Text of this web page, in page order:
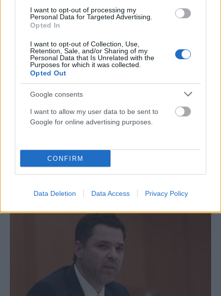
I want to opt-out of processing my
Personal Data for Targeted Advertising.
Opted In
I want to opt-out of Collection, Use,
Retention, Sale, and/or Sharing of my
Personal Data that Is Unrelated with the
Purposes for which it was collected.
Opted Out
Google consents
I want to allow my user data to be sent to
Google for online advertising purposes.
CONFIRM
Data Deletion Data Access Privacy Policy
Σκέρτσος: Από τον Δεκέμβριο του 2018 έως τον
Δεκέμβριο του 2025 οι καταθέσεις φυσικών
προσώπων αυξήθηκαν από 106,4 δισ. ευρώ σε 148,7
δισ. ευρώ